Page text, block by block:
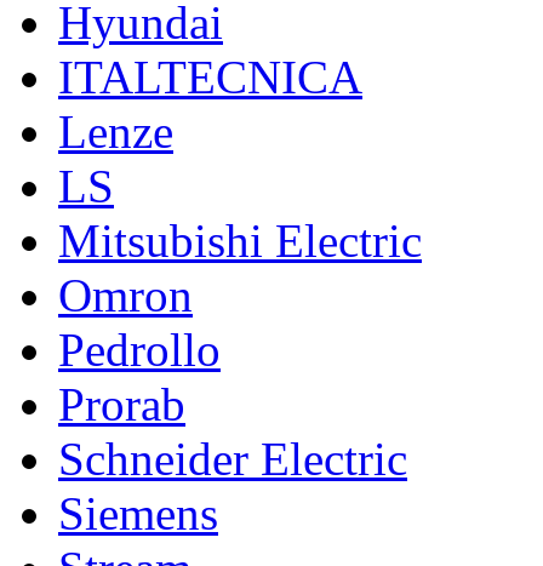
Hyundai
ITALTECNICA
Lenze
LS
Mitsubishi Electric
Omron
Pedrollo
Prorab
Schneider Electric
Siemens